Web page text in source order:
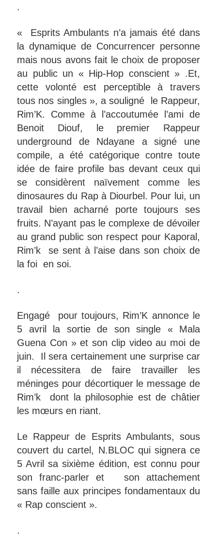
.
« Esprits Ambulants n’a jamais été dans
la dynamique de Concurrencer personne
mais nous avons fait le choix de proposer
au public un « Hip-Hop conscient » .Et,
cette volonté est perceptible à travers
tous nos singles », a souligné le Rappeur,
Rim’K. Comme à l’accoutumée l’ami de
Benoit Diouf, le premier Rappeur
underground de Ndayane a signé une
compile, a été catégorique contre toute
idée de faire profile bas devant ceux qui
se considèrent naïvement comme les
dinosaures du Rap à Diourbel. Pour lui, un
travail bien acharné porte toujours ses
fruits. N’ayant pas le complexe de dévoiler
au grand public son respect pour Kaporal,
Rim’k se sent à l’aise dans son choix de
la foi en soi.
.
Engagé pour toujours, Rim’K annonce le
5 avril la sortie de son single « Mala
Guena Con » et son clip video au moi de
juin. Il sera certainement une surprise car
il nécessitera de faire travailler les
méninges pour décortiquer le message de
Rim’k dont la philosophie est de châtier
les mœurs en riant.
Le Rappeur de Esprits Ambulants, sous
couvert du cartel, N.BLOC qui signera ce
5 Avril sa sixième édition, est connu pour
son franc-parler et son attachement
sans faille aux principes fondamentaux du
« Rap conscient ».
.